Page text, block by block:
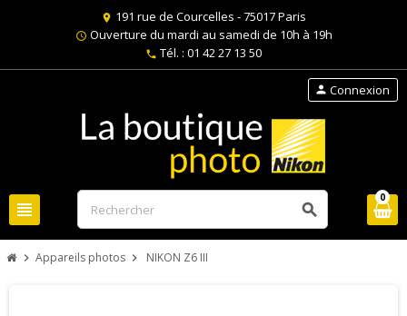
location_on 191 rue de Courcelles - 75017 Paris
schedule Ouverture du mardi au samedi de 10h à 19h
phone Tél. : 01 42 27 13 50
view_headline search
person Connexion
0
chevron_right Appareils photos chevron_right NIKON Z6 III